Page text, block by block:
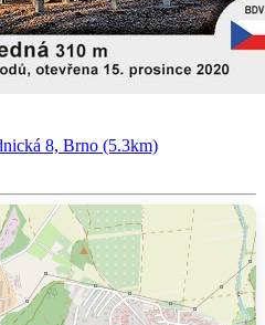
8, Brno (5.3km)